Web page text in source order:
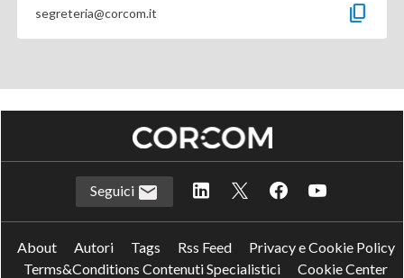
segreteria@corcom.it content_copy
Seguici
About Autori Tags Rss Feed
Privacy e Cookie Policy
Terms&Conditions Contenuti Specialistici
Cookie Center